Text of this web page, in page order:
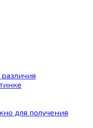
для получения